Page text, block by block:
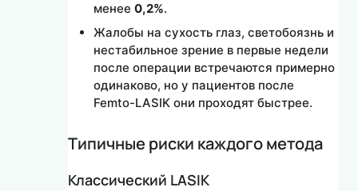
менее 0,2%.
Жалобы на сухость глаз, светобоязнь и
нестабильное зрение в первые недели
после операции встречаются примерно
одинаково, но у пациентов после
Femto-LASIK они проходят быстрее.
Типичные риски каждого метода
Классический LASIK